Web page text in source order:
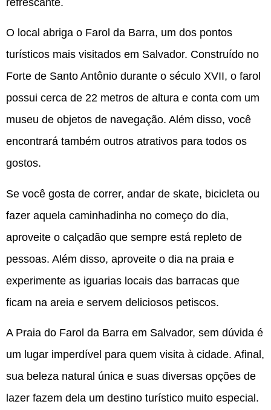
refrescante.
O local abriga o Farol da Barra, um dos pontos
turísticos mais visitados em Salvador. Construído no
Forte de Santo Antônio durante o século XVII, o farol
possui cerca de 22 metros de altura e conta com um
museu de objetos de navegação. Além disso, você
encontrará também outros atrativos para todos os
gostos.
Se você gosta de correr, andar de skate, bicicleta ou
fazer aquela caminhadinha no começo do dia,
aproveite o calçadão que sempre está repleto de
pessoas. Além disso, aproveite o dia na praia e
experimente as iguarias locais das barracas que
ficam na areia e servem deliciosos petiscos.
A Praia do Farol da Barra em Salvador, sem dúvida é
um lugar imperdível para quem visita à cidade. Afinal,
sua beleza natural única e suas diversas opções de
lazer fazem dela um destino turístico muito especial.